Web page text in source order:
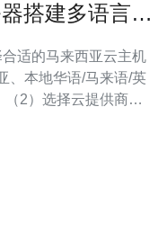
搭建多语言网
适的马来西亚云主机
、本地华语/马来语/英
2）选择云提供商：
（3）实例规格推